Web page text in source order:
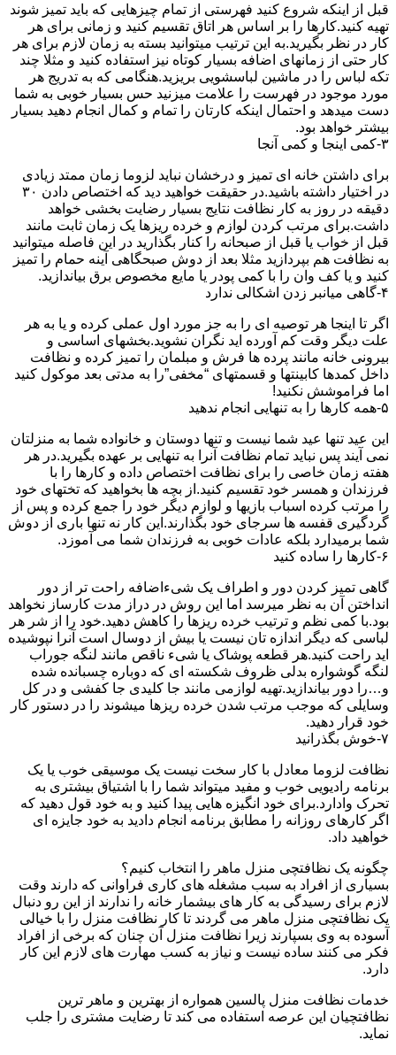
قبل از اینکه شروع کنید فهرستی از تمام چیزهایی که باید تمیز شوند
تهیه کنید.کارها را بر اساس هر اتاق تقسیم کنید و زمانی برای هر
کار در نظر بگیرید.به این ترتیب میتوانید بسته به زمان لازم برای هر
کار حتی از زمانهای اضافه بسیار کوتاه نیز استفاده کنید و مثلا چند
تکه لباس را در ماشین لباسشویی بریزید.هنگامی که به تدریج هر
مورد موجود در فهرست را علامت میزنید حس بسیار خوبی به شما
دست میدهد و احتمال اینکه کارتان را تمام و کمال انجام دهید بسیار
بیشتر خواهد بود.
۳-کمی اینجا و کمی آنجا
برای داشتن خانه ای تمیز و درخشان نباید لزوما زمان ممتد زیادی
در اختیار داشته باشید.در حقیقت خواهید دید که اختصاص دادن ۳۰
دقیقه در روز به کار نظافت نتایج بسیار رضایت بخشی خواهد
داشت.برای مرتب کردن لوازم و خرده ریزها یک زمان ثابت مانند
قبل از خواب یا قبل از صبحانه را کنار بگذارید در این فاصله میتوانید
به نظافت هم بپردازید مثلا بعد از دوش صبحگاهی آینه حمام را تمیز
کنید و یا کف وان را با کمی پودر یا مایع مخصوص برق بیاندازید.
۴-گاهی میانبر زدن اشکالی ندارد
اگر تا اینجا هر توصیه ای را به جز مورد اول عملی کرده و یا به هر
علت دیگر وقت کم آورده اید نگران نشوید.بخشهای اساسی و
بیرونی خانه مانند پرده ها فرش و مبلمان را تمیز کرده و نظافت
داخل کمدها کابینتها و قسمتهای “مخفی”را به مدتی بعد موکول کنید
اما فراموشش نکنید!
۵-همه کارها را به تنهایی انجام ندهید
این عید تنها عید شما نیست و تنها دوستان و خانواده شما به منزلتان
نمی آیند پس نباید تمام نظافت آنرا به تنهایی بر عهده بگیرید.در هر
هفته زمان خاصی را برای نظافت اختصاص داده و کارها را با
فرزندان و همسر خود تقسیم کنید.از بچه ها بخواهید که تختهای خود
را مرتب کرده اسباب بازیها و لوازم دیگر خود را جمع کرده و پس از
گردگیری قفسه ها سرجای خود بگذارند.این کار نه تنها باری از دوش
شما برمیدارد بلکه عادات خوبی به فرزندان شما می آموزد.
۶-کارها را ساده کنید
گاهی تمیز کردن دور و اطراف یک شیءاضافه راحت تر از دور
انداختن آن به نظر میرسد اما این روش در دراز مدت کارساز نخواهد
بود.با کمی نظم و ترتیب خرده ریزها را کاهش دهید.خود را از شر هر
لباسی که دیگر اندازه تان نیست یا بیش از دوسال است آنرا نپوشیده
اید راحت کنید.هر قطعه پوشاک یا شیء ناقص مانند لنگه جوراب
لنگه گوشواره بدلی ظروف شکسته ای که دوباره چسبانده شده
و…را دور بیاندازید.تهیه لوازمی مانند جا کلیدی جا کفشی و در کل
وسایلی که موجب مرتب شدن خرده ریزها میشوند را در دستور کار
خود قرار دهید.
۷-خوش بگذرانید
نظافت لزوما معادل با کار سخت نیست یک موسیقی خوب یا یک
برنامه رادیویی خوب و مفید میتواند شما را با اشتیاق بیشتری به
تحرک وادارد.برای خود انگیزه هایی پیدا کنید و به خود قول دهید که
اگر کارهای روزانه را مطابق برنامه انجام دادید به خود جایزه ای
خواهید داد.
چگونه یک نظافتچی منزل ماهر را انتخاب کنیم؟
بسیاری از افراد به سبب مشغله های کاری فراوانی که دارند وقت
لازم برای رسیدگی به کار های بیشمار خانه را ندارند از این رو دنبال
یک نظافتچی منزل ماهر می گردند تا کار نظافت منزل را با خیالی
آسوده به وی بسپارند زیرا نظافت منزل آن چنان که برخی از افراد
فکر می کنند ساده نیست و نیاز به کسب مهارت های لازم این کار
دارد.
خدمات نظافت منزل پالسین همواره از بهترین و ماهر ترین
نظافتچیان این عرصه استفاده می کند تا رضایت مشتری را جلب
نماید.